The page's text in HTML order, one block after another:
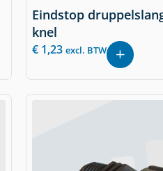
Eindstop
knel
€ 1,23 excl. BTW